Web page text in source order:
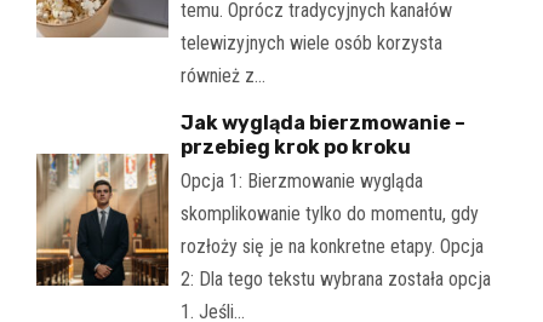
temu. Oprócz tradycyjnych kanałów
telewizyjnych wiele osób korzysta
również z…
Jak wygląda bierzmowanie –
przebieg krok po kroku
Opcja 1: Bierzmowanie wygląda
skomplikowanie tylko do momentu, gdy
rozłoży się je na konkretne etapy. Opcja
2: Dla tego tekstu wybrana została opcja
1. Jeśli…